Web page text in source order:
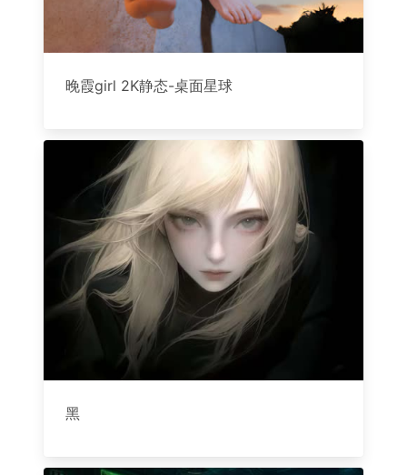
晚霞girl 2K静态-桌面星球
黑